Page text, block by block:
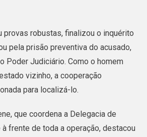
provas robustas, finalizou o inquérito
pela prisão preventiva do acusado,
Poder Judiciário. Como o homem
vizinho, a cooperação
para localizá-lo.
que coordena a Delegacia de
frente de toda a operação, destacou